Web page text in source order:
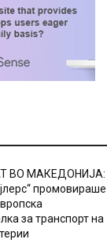
ВО МАКЕДОНИЈА:
промовираше
за транспорт на